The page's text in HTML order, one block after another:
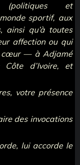
et
sportif, aux
ainsi qu’à toutes
affection ou qui
cœur — à Adjamé
d’Ivoire, et
votre présence
des invocations
lui accorde le